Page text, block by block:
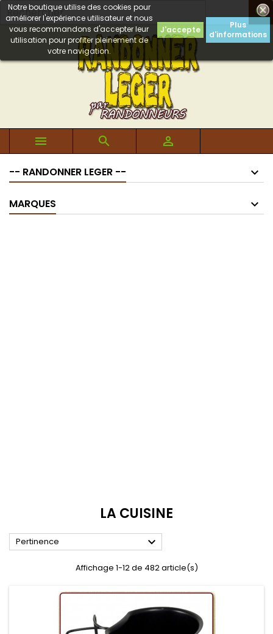

Notre boutique utilise des cookies pour
améliorer l'expérience utilisateur et nous
vous recommandons d'accepter leur
utilisation pour profiter pleinement de
votre navigation.
J'accepte
Plus
d'informations
  
-- RANDONNER LEGER --
MARQUES
LA CUISINE
Pertinence 
Affichage 1-12 de 482 article(s)